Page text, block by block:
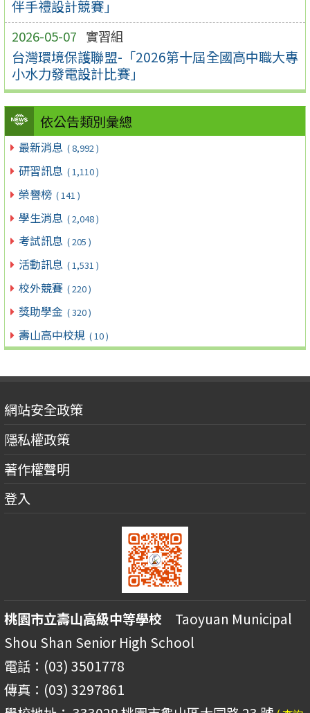
伴手禮設計競賽」
2026-05-07 實習組
台灣環境保護聯盟-「2026第十屆全國高中職大專
小水力發電設計比賽」
依公告類別彙總
最新消息 ( 8,992 )
研習訊息 ( 1,110 )
榮譽榜 ( 141 )
學生消息 ( 2,048 )
考試訊息 ( 205 )
活動訊息 ( 1,531 )
校外競賽 ( 220 )
獎助學金 ( 320 )
壽山高中校規 ( 10 )
網站安全政策
隱私權政策
著作權聲明
登入
桃園市立壽山高級中等學校 Taoyuan Municipal
Shou Shan Senior High School
電話：(03) 3501778
傳真：(03) 3297861